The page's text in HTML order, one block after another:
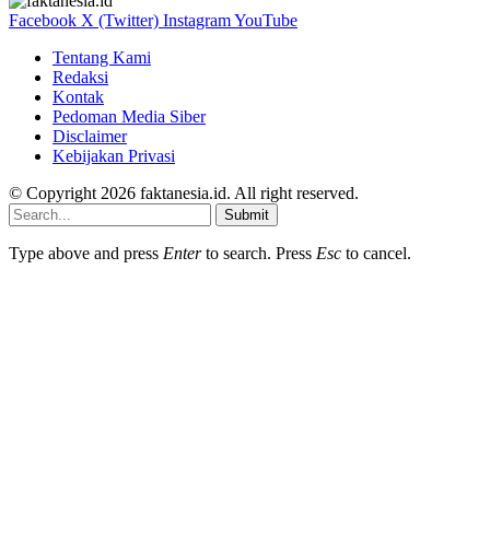
Facebook X (Twitter) InstagramYouTube
Tentang Kami
Redaksi
Kontak
Pedoman Media Siber
Disclaimer
Kebijakan Privasi
© Copyright 2026 faktanesia.id. All right reserved.
Submit
Type above and press Enterto search. Press Esc to cancel.